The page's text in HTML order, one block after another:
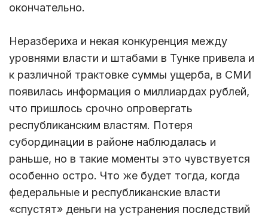
окончательно.
Неразбериха и некая конкуренция между
уровнями власти и штабами в Тунке привела и
к различной трактовке суммы ущерба, в СМИ
появилась информация о миллиардах рублей,
что пришлось срочно опровергать
республиканским властям. Потеря
субординации в районе наблюдалась и
раньше, но в такие моменты это чувствуется
особенно остро. Что же будет тогда, когда
федеральные и республиканские власти
«спустят» деньги на устранения последствий